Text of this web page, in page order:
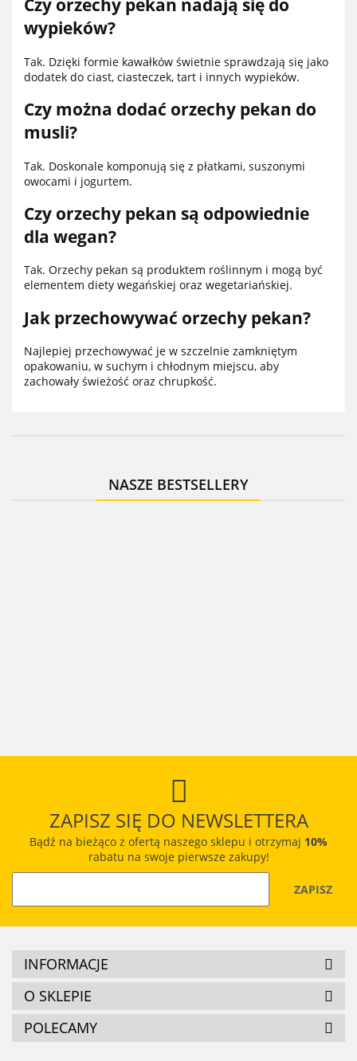
Czy orzechy pekan nadają się do
wypieków?
Tak. Dzięki formie kawałków świetnie sprawdzają się jako
dodatek do ciast, ciasteczek, tart i innych wypieków.
Czy można dodać orzechy pekan do
musli?
Tak. Doskonale komponują się z płatkami, suszonymi
owocami i jogurtem.
Czy orzechy pekan są odpowiednie
dla wegan?
Tak. Orzechy pekan są produktem roślinnym i mogą być
elementem diety wegańskiej oraz wegetariańskiej.
Jak przechowywać orzechy pekan?
Najlepiej przechowywać je w szczelnie zamkniętym
opakowaniu, w suchym i chłodnym miejscu, aby
zachowały świeżość oraz chrupkość.
NASZE BESTSELLERY
ZAPISZ SIĘ DO NEWSLETTERA
Bądź na bieżąco z ofertą naszego sklepu i otrzymaj 10%
rabatu na swoje pierwsze zakupy!
INFORMACJE
O SKLEPIE
POLECAMY